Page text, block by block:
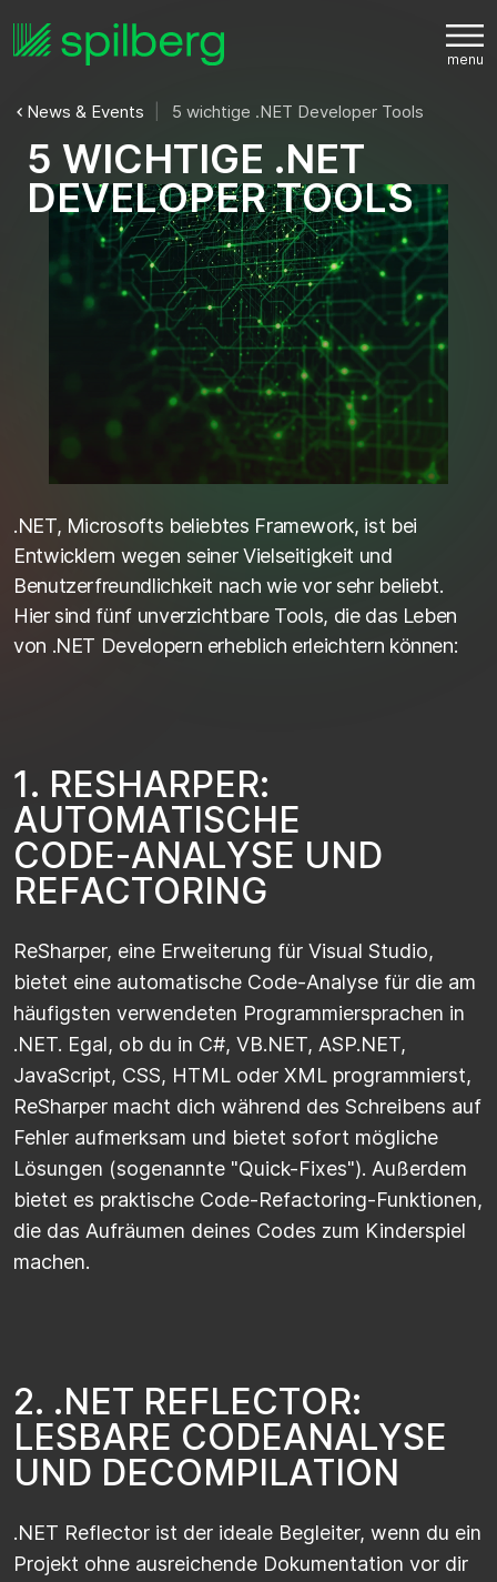
News & Events 5 wichtige .NET Developer Tools
5 WICHTIGE .NET
DEVELOPER TOOLS
.NET, Microsofts beliebtes Framework, ist bei
Entwicklern wegen seiner Vielseitigkeit und
Benutzerfreundlichkeit nach wie vor sehr beliebt.
Hier sind fünf unverzichtbare Tools, die das Leben
von .NET Developern erheblich erleichtern können:
1. RESHARPER:
AUTOMATISCHE
CODE-ANALYSE UND
REFACTORING
ReSharper, eine Erweiterung für Visual Studio,
bietet eine automatische Code-Analyse für die am
häufigsten verwendeten Programmiersprachen in
.NET. Egal, ob du in C#, VB.NET, ASP.NET,
JavaScript, CSS, HTML oder XML programmierst,
ReSharper macht dich während des Schreibens auf
Fehler aufmerksam und bietet sofort mögliche
Lösungen (sogenannte "Quick-Fixes"). Außerdem
bietet es praktische Code-Refactoring-Funktionen,
die das Aufräumen deines Codes zum Kinderspiel
machen.
2. .NET REFLECTOR:
LESBARE CODEANALYSE
UND DECOMPILATION
.NET Reflector ist der ideale Begleiter, wenn du ein
Projekt ohne ausreichende Dokumentation vor dir